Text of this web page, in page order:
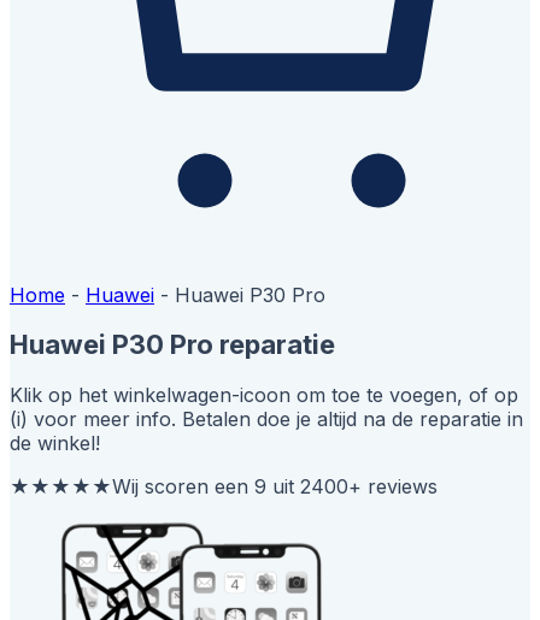
Home - Huawei - Huawei P30 Pro
Huawei P30 Pro reparatie
Klik op het winkelwagen-icoon om toe te voegen, of op
(i) voor meer info. Betalen doe je altijd na de reparatie in
de winkel!
★★★★★Wij scoren een 9 uit 2400+ reviews